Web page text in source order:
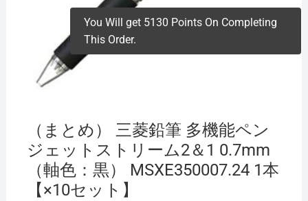
（まとめ） 三菱鉛筆 多機能ペン
ジェットストリーム2＆1 0.7mm
（軸色：黒） MSXE350007.24 1本
【×10セット】
You Will get 5130 Points On Completing
This Order.